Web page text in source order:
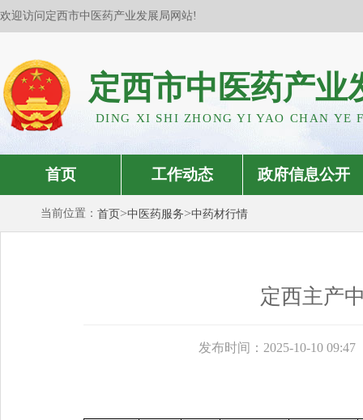
欢迎访问定西市中医药产业发展局网站!
定西市中医药产业
DING XI SHI ZHONG YI YAO CHAN YE
首页 工作动态 政府信息公开
当前位置： 首页>中医药服务>中药材行情
定西主产
发布时间：2025-10-10 09:47